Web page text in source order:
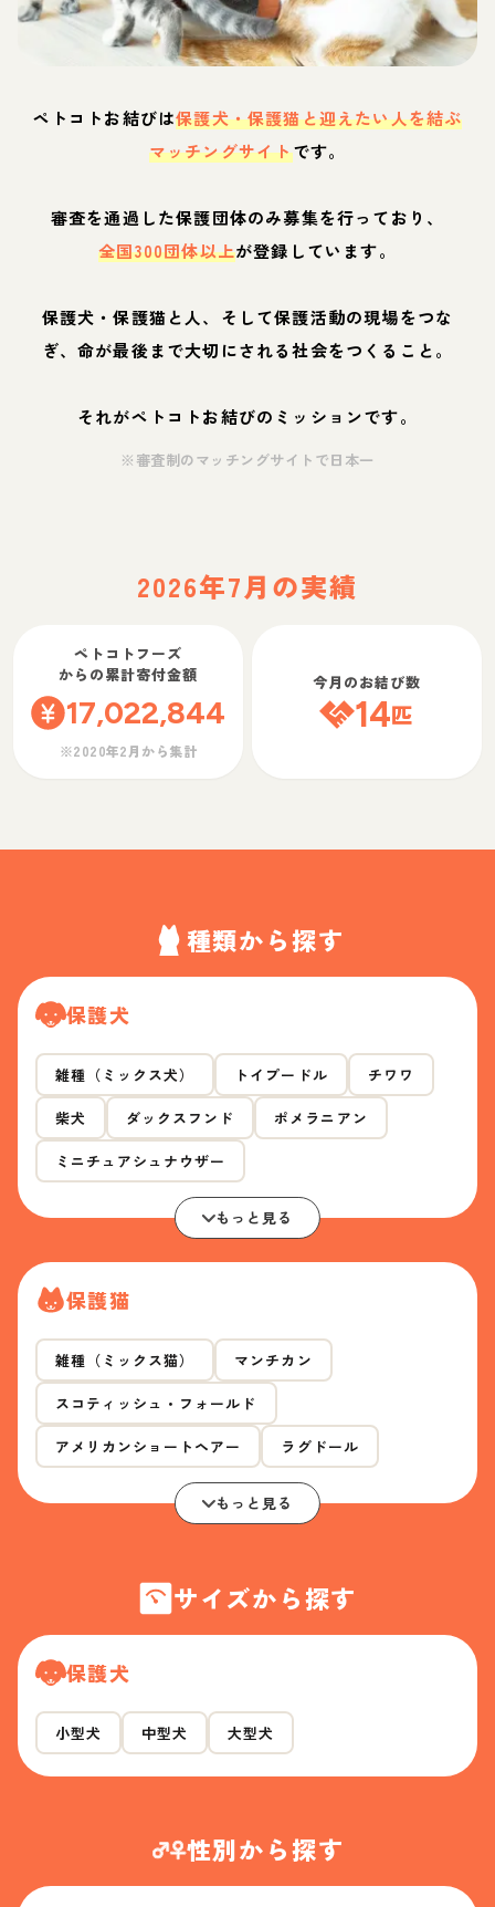
ペトコトお結びは保護犬・保護猫と迎えたい人を結ぶ
マッチングサイトです。
審査を通過した保護団体のみ募集を行っており、
全国300団体以上が登録しています。
保護犬・保護猫と人、そして保護活動の現場をつな
ぎ、命が最後まで大切にされる社会をつくること。
それがペトコトお結びのミッションです。
※審査制のマッチングサイトで日本一
2026年7月の実績
ペトコトフーズ
からの累計寄付金額
17,022,844
※2020年2月から集計
今月のお結び数
14匹
種類から探す
保護犬
雑種（ミックス犬） トイプードル チワワ
柴犬 ダックスフンド ポメラニアン
ミニチュアシュナウザー
もっと見る
保護猫
雑種（ミックス猫） マンチカン
スコティッシュ・フォールド
アメリカンショートヘアー ラグドール
もっと見る
サイズから探す
保護犬
小型犬 中型犬 大型犬
性別から探す